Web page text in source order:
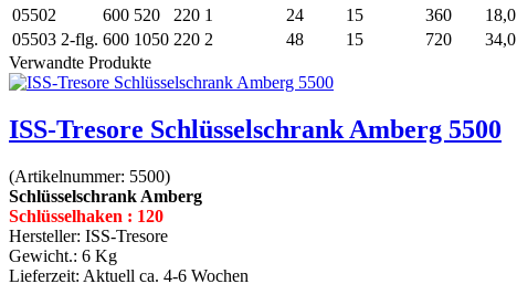
05502
600 520 220 1 24 15 360
18,0
05503 2-flg. 600 1050 220 2 48 15 720
34,0
Verwandte Produkte
ISS-Tresore Schlüsselschrank Amberg 5500
(Artikelnummer: 5500)
Schlüsselschrank Amberg
Schlüsselhaken : 120
Hersteller: ISS-Tresore
Gewicht.: 6 Kg
Lieferzeit: Aktuell ca. 4-6 Wochen